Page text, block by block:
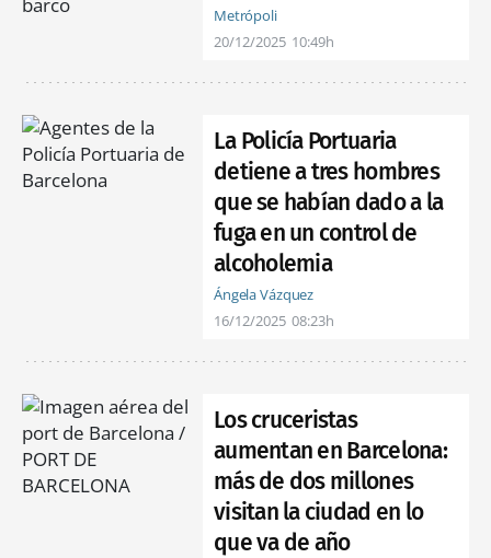
Metrópoli
20/12/2025 10:49h
La Policía Portuaria
detiene a tres hombres
que se habían dado a la
fuga en un control de
alcoholemia
Ángela Vázquez
16/12/2025 08:23h
Los cruceristas
aumentan en Barcelona:
más de dos millones
visitan la ciudad en lo
que va de año